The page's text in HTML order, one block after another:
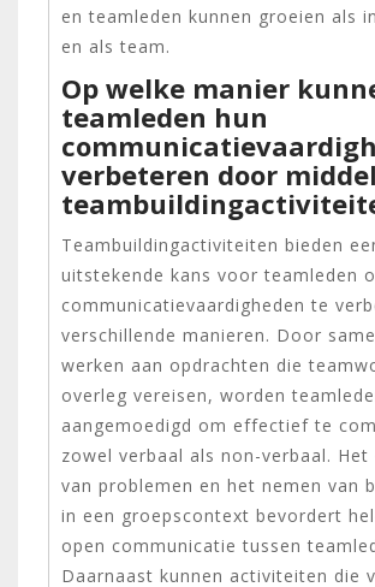
en teamleden kunnen groeien als
en als team.
Op welke manier
teamleden hun
verbeteren door
Teambuildingactiviteiten bieden
uitstekende kans voor teamleden
communicatievaardigheden te
verschillende manieren. Door
werken aan opdrachten die
overleg vereisen, worden
aangemoedigd om effectief te
zowel verbaal als non-verbaal. Het
van problemen en het nemen van
in een groepscontext bevordert
open communicatie tussen
Daarnaast kunnen activiteiten die